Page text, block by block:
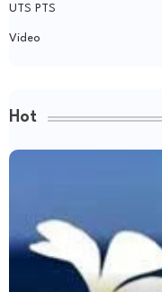
UTS PTS
Video
Hot